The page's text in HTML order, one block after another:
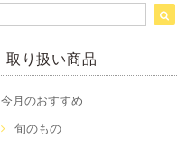
取り扱い商品
今月のおすすめ
旬のもの